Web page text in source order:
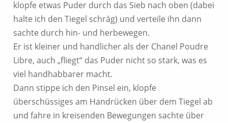
klopfe etwas Puder durch das Sieb nach oben (dabei
halte ich den Tiegel schräg) und verteile ihn dann
sachte durch hin- und herbewegen.
Er ist kleiner und handlicher als der Chanel Poudre
Libre, auch „fliegt“ das Puder nicht so stark, was es
viel handhabbarer macht.
Dann stippe ich den Pinsel ein, klopfe
überschüssiges am Handrücken über dem Tiegel ab
und fahre in kreisenden Bewegungen sachte über